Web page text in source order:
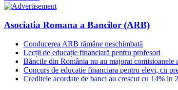
Asociatia Romana a Bancilor (ARB)
Conducerea ARB rămâne neschimbată
Lecții de educație financiară pentru profesori
Băncile din România nu au majorat comisioanele
Concurs de educatie financiara pentru elevi, cu
Creditele acordate de banci au crescut cu 14% in